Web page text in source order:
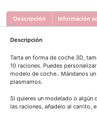
Descripción Información
Descripción
Tarta en forma de coche 3D,
10 raciones. Puedes
modelo de coche.. Mándanos
plasmamos.
Si quieres un modelado o algún
las raciones, añadelo al carrito,